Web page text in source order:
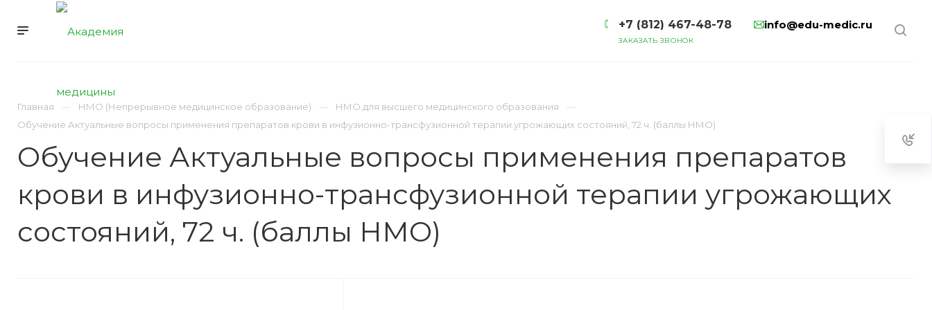
+7 (812) 467-48-78
ЗАКАЗАТЬ ЗВОНОК
info@edu-medic.ru
Главная НМО (Непрерывное медицинское образование)
НМО для высшего медицинского образования
Обучение Актуальные вопросы применения препаратов крови в инфузионно-трансфузионной терапии угрожающих состояний, 72 ч. (баллы НМО)
Обучение Актуальные вопросы применения препаратов
крови в инфузионно-трансфузионной терапии угрожающих
состояний, 72 ч. (баллы НМО)